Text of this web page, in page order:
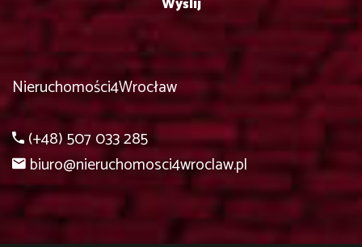
Nieruchomości4Wrocław
(+48) 507 033 285
biuro@nieruchomosci4wroclaw.pl